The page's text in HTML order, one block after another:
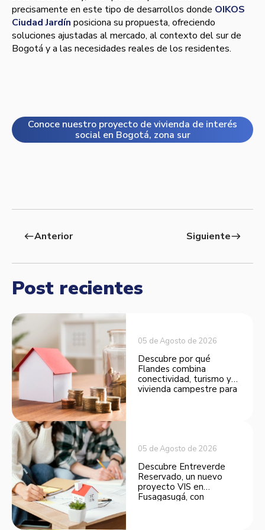
precisamente en este tipo de desarrollos donde OIKOS
Ciudad Jardín posiciona su propuesta, ofreciendo
soluciones ajustadas al mercado, al contexto del sur de
Bogotá y a las necesidades reales de los residentes.
Conoce nuestro proyecto de vivienda de interés
social en Bogotá, zona sur
westAnterior Siguienteeast
Post recientes
05 de Agosto de 2026
Descubre por qué
Flandes combina
conectividad, turismo y
vivienda campestre para
05 de Agosto de 2026
Descubre Entreverde
Reservado, un nuevo
proyecto VIS en
Fusagasugá, con